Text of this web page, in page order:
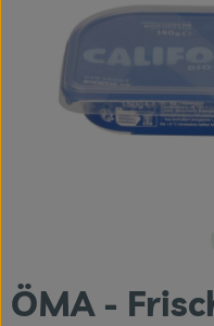
Themenwelten
Obst & Gemüse
Frischetheke
ÖMA -